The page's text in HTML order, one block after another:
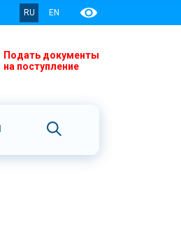
RU EN
Подать документы
на поступление